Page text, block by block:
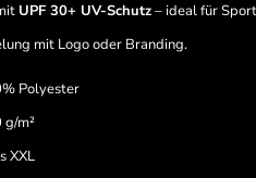
UPF 30+ UV-Schutz– ideal für
mit Logo oder Branding.
Polyester
g/m²
XXL